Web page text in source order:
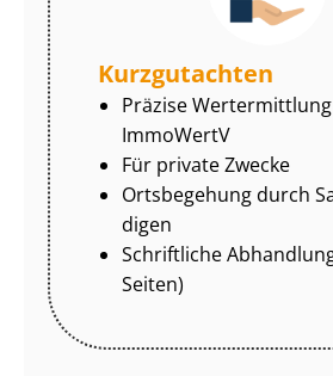
Kurzgutachten
Präzise
ImmoWertV
Für private Zwecke
Ortsbegehung durch
di­gen
Schriftliche
Seiten)